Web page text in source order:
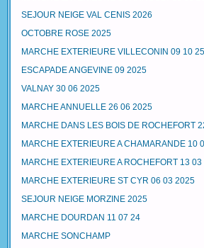
SEJOUR NEIGE VAL CENIS 2026
OCTOBRE ROSE 2025
MARCHE EXTERIEURE VILLECONIN 09 10 25
ESCAPADE ANGEVINE 09 2025
VALNAY 30 06 2025
MARCHE ANNUELLE 26 06 2025
MARCHE DANS LES BOIS DE ROCHEFORT
MARCHE EXTERIEURE A CHAMARANDE 10
MARCHE EXTERIEURE A ROCHEFORT 13
MARCHE EXTERIEURE ST CYR 06 03 2025
SEJOUR NEIGE MORZINE 2025
MARCHE DOURDAN 11 07 24
MARCHE SONCHAMP